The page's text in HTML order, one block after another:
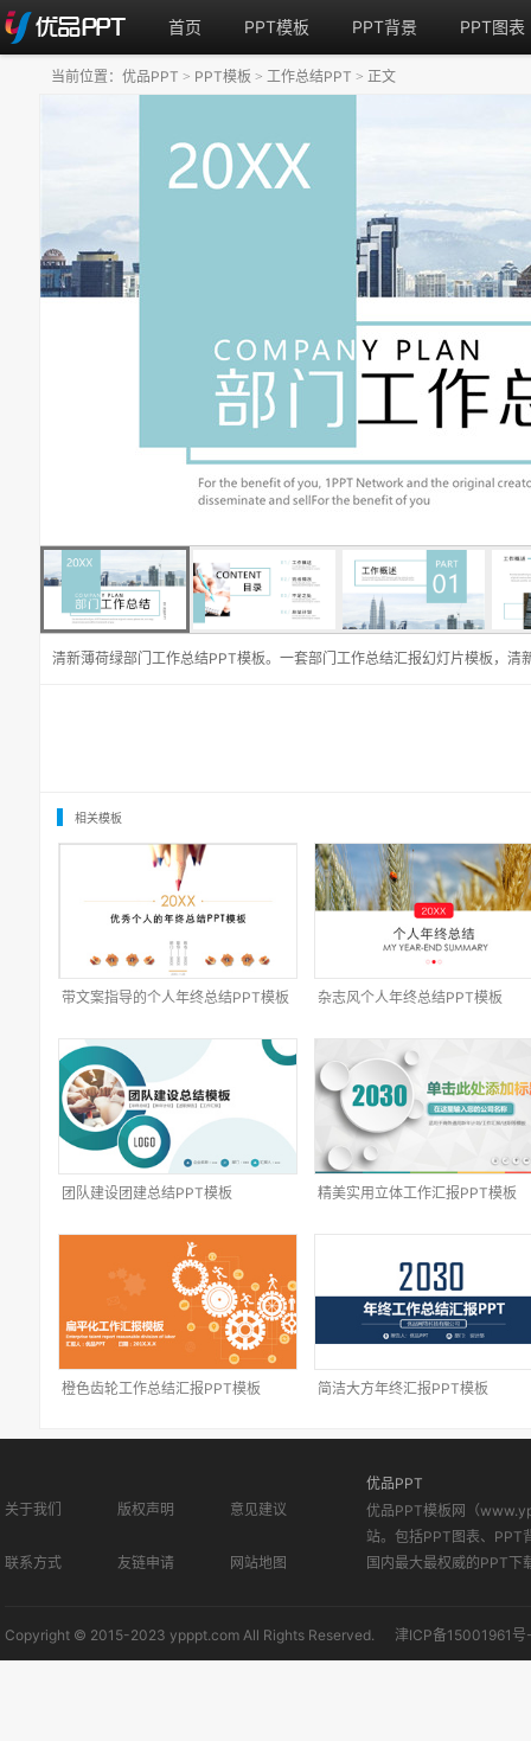
首页 PPT模板 PPT背景 PPT图表
清新薄荷绿部门工作总结PPT模板。一套部门工作总结汇报幻灯片模板，清
当前位置： 优品PPT > PPT模板 > 工作总结PPT > 正文
相关模板
带文案指导的个人年终总结PPT模板 杂志风个人年终总结PPT模板
团队建设团建总结PPT模板 精美实用立体工作汇报PPT模板
橙色齿轮工作总结汇报PPT模板 简洁大方年终汇报PPT模板
关于我们 版权声明 意见建议
联系方式 友链申请 网站地图
优品PPT
优品PPT模板网（
站。包括PPT图表、PPT
国内最大最权威的PPT下
Copyright © 2015-2023 ypppt.com All Rights Reserved. 津ICP备15001961号